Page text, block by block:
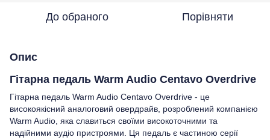
До обраного Порівняти
Опис
Гітарна педаль Warm Audio Centavo Overdrive
Гітарна педаль Warm Audio Centavo Overdrive - це
високоякісний аналоговий овердрайв, розроблений компанією
Warm Audio, яка славиться своїми високоточними та
надійними аудіо пристроями. Ця педаль є частиною серії